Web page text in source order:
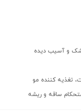
و آسیب دیده
تغذیه کننده مو
ساقه و ریشه